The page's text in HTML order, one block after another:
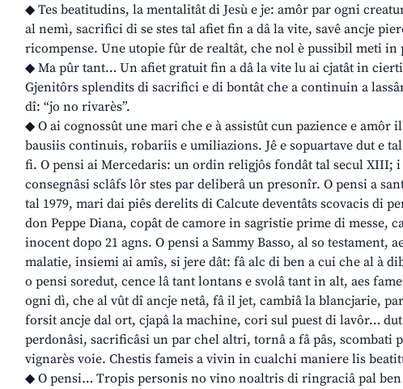
◆ Tes beatitudins, la mentalitât di Jesù e je: amôr par ogni
al nemì, sacrifici di se stes tal afiet fin a dâ la vite, savê ancje
ricompense. Une utopie fûr de realtât, che nol è pussibil meti in
◆ Ma pûr tant… Un afiet gratuit fin a dâ la vite lu ai cjatât in
Gjenitôrs splendits di sacrifici e di bontât che a continuin a
dî: “jo no rivarès”.
◆ O ai cognossût une mari che e à assistût cun pazience e
bausiis continuis, robariis e umiliazions. Jê e sopuartave dut e
fi. O pensi ai Mercedaris: un ordin religjôs fondât tal secul XIII; i
consegnâsi sclâfs lôr stes par deliberâ un presonîr. O pensi a
tal 1979, mari dai piês derelits di Calcute deventâts scovacis di
don Peppe Diana, copât de camore in sagristie prime di messe,
inocent dopo 21 agns. O pensi a Sammy Basso, al so testament,
malatie, insiemi ai amîs, si jere dât: fâ alc di ben a cui che al à
o pensi soredut, cence lâ tant lontans e svolâ tant in alt, aes
ogni dì, che al vût dî ancje netâ, fâ il jet, cambiâ la blancjarie,
forsit ancje dal ort, cjapâ la machine, cori sul puest di lavôr…
perdonâsi, sacrificâsi un par chel altri, tornâ a fâ pâs, scombati
vignarès voie. Chestis fameis a vivin in cualchi maniere lis
◆ O pensi… Tropis personis no vino noaltris di ringraciâ pal